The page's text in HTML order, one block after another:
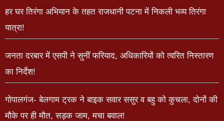
हर घर तिरंगा अभियान के तहत राजधानी पटना में निकली भव्य तिरंगा
यात्रा!
जनता दरबार में एसपी ने सुनीं फरियाद, अधिकारियों को त्वरित निस्तारण
का निर्देश!
गोपालगंज- बेलगाम ट्रक ने बाइक सवार ससुर व बहु को कुचला, दोनों की
मौके पर ही मौत, सड़क जाम, मचा बवाल!